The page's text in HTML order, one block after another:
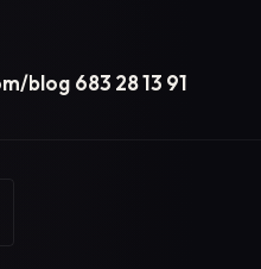
blog 683 28 13 91